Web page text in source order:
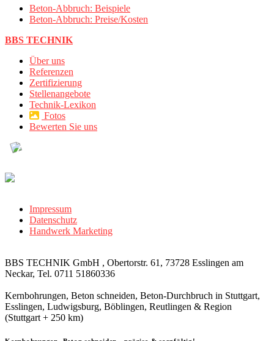
Beton-Abbruch: Beispiele
Beton-Abbruch: Preise/Kosten
BBS TECHNIK
Über uns
Referenzen
Zertifizierung
Stellenangebote
Technik-Lexikon
Fotos
Bewerten Sie uns
Impressum
Datenschutz
Handwerk Marketing
BBS TECHNIK GmbH , Obertorstr. 61, 73728 Esslingen am
Neckar, Tel. 0711 51860336
Kernbohrungen, Beton schneiden, Beton-Durchbruch in Stuttgart,
Esslingen, Ludwigsburg, Böblingen, Reutlingen & Region
(Stuttgart + 250 km)